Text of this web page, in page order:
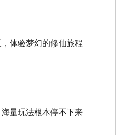
体验梦幻的修仙旅程
量玩法根本停不下来